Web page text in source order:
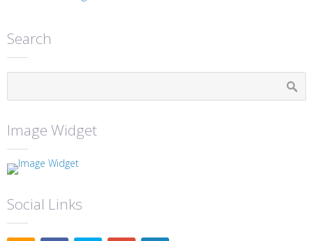
Search
Image Widget
Social Links